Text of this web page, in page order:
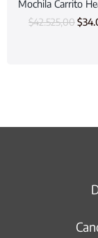
Mochila Carrito
$42.525,00$